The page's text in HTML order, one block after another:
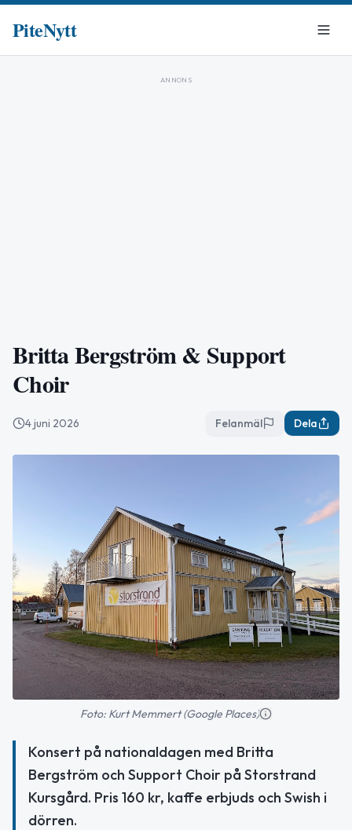
PiteNytt
ANNONS
Britta Bergström & Support
Choir
4 juni 2026 Felanmäl Dela
Foto: Kurt Memmert (Google Places)
Konsert på nationaldagen med Britta
Bergström och Support Choir på Storstrand
Kursgård. Pris 160 kr, kaffe erbjuds och Swish i
dörren.